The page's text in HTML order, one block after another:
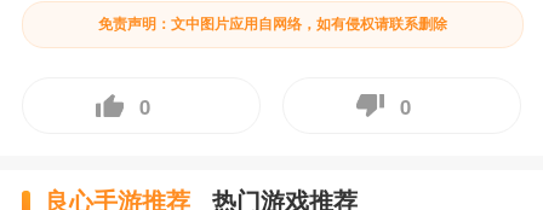
免责声明：文中图片应用自网络，如有侵权请联系删除
0 0
良心手游推荐 热门游戏推荐